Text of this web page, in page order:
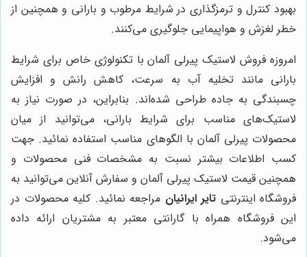
بهبود کنترل و ترمزگذاری در شرایط مرطوب و بارانی و همچنین از
خطر لغزش و هواپیمایی جلوگیری می‌کنند.
امروزه فروش لاستیک پیرلی آلمان با تکنولوژی خاص برای شرایط
بارانی مانند تخلیه آب به سرعت، کاهش رانش و افزایش
چسبندگی به جاده طراحی شده‌اند. بنابراین، در صورت نیاز به
لاستیک‌های مناسب برای شرایط بارانی، می‌توانید از میان
محصولات پیرلی آلمان با الگوهای مناسب استفاده نمائید. جهت
کسب اطلاعات بیشتر نسبت به مشخصات فنی محصولات و
همچنین قیمت لاستیک پیرلی آلمان و سفارش آنلاین می‌توانید به
فروشگاه اینترنتی تایر ایرانیان مراجعه نمائید. کلیه محصولات در
این فروشگاه همراه با گارانتی معتبر به مشتریان ارائه داده
می‌شود.